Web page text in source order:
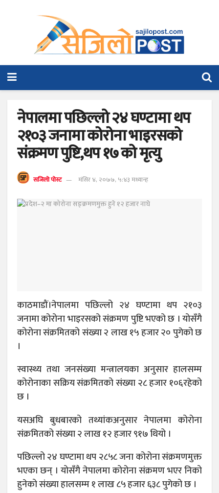
नेपालमा पछिल्लो २४ घण्टामा थप
२१०३ जनामा कोरोना भाइरसको
संक्रमण पुष्टि,थप १७ को मृत्यु
सजिलो पोस्ट मंसिर ४, २०७७, ५:४३ मध्यान्ह
काठमाडौं।नेपालमा पछिल्लो २४ घण्टामा थप २१०३
जनामा कोरोना भाइरसको संक्रमण पुष्टि भएको छ । योसँगै
कोरोना संक्रमितको संख्या २ लाख १५ हजार २० पुगेको छ
।
स्वास्थ्य तथा जनसंख्या मन्त्रालयका अनुसार हालसम्म
कोरोनाका सक्रिय संक्रमितको संख्या २८ हजार १०६रहेको
छ ।
यसअघि बुधबारको तथ्यांकअनुसार नेपालमा कोरोना
संक्रमितको संख्या २ लाख १२ हजार ९१७ थियो ।
पछिल्लो २४ घण्टामा थप २८५८ जना कोरोना संक्रमणमुक्त
भएका छन् । योसँगै नेपालमा कोरोना संक्रमण भएर निको
हुनेको संख्या हालसम्म १ लाख ८५ हजार ६३८ पुगेको छ ।